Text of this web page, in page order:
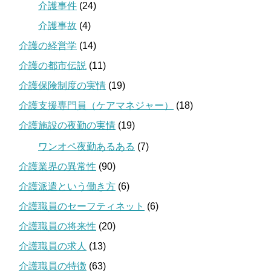
介護事件 (24)
介護事故 (4)
介護の経営学 (14)
介護の都市伝説 (11)
介護保険制度の実情 (19)
介護支援専門員（ケアマネジャー）
(18)
介護施設の夜勤の実情 (19)
ワンオペ夜勤あるある (7)
介護業界の異常性 (90)
介護派遣という働き方 (6)
介護職員のセーフティネット (6)
介護職員の将来性 (20)
介護職員の求人 (13)
介護職員の特徴 (63)